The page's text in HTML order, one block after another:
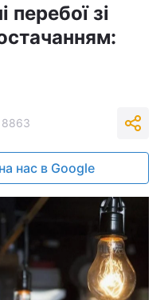
перебої зі
8863
нас в Google